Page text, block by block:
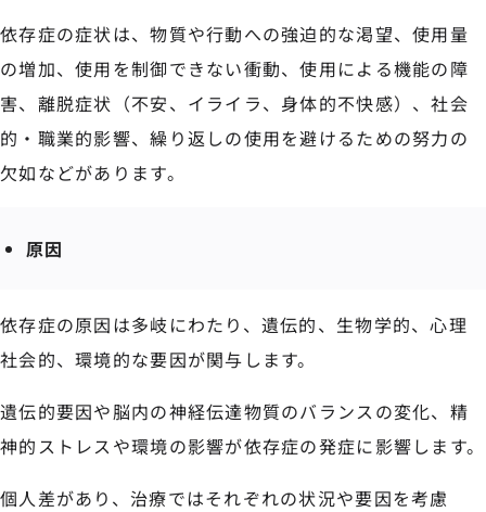
依存症の症状は、物質や行動への強迫的な渇望、使用量
の増加、使用を制御できない衝動、使用による機能の障
害、離脱症状（不安、イライラ、身体的不快感）、社会
的・職業的影響、繰り返しの使用を避けるための努力の
欠如などがあります。
原因
依存症の原因は多岐にわたり、遺伝的、生物学的、心理
社会的、環境的な要因が関与します。
遺伝的要因や脳内の神経伝達物質のバランスの変化、精
神的ストレスや環境の影響が依存症の発症に影響します。
個人差があり、治療ではそれぞれの状況や要因を考慮